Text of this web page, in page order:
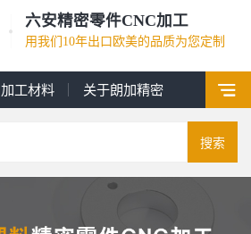
六安精密零件CNC加工
用我们10年出口欧美的品质为您定制
加工材料 关于朗加精密
搜索